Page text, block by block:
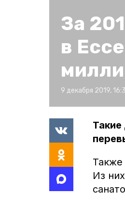
За
в
9 декабря 2019,
Такие
Также
Из